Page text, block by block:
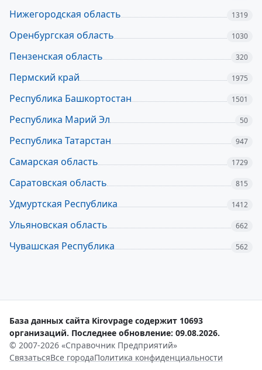
Нижегородская область 1319
Оренбургская область 1030
Пензенская область 320
Пермский край 1975
Республика Башкортостан 1501
Республика Марий Эл 50
Республика Татарстан 947
Самарская область 1729
Саратовская область 815
Удмуртская Республика 1412
Ульяновская область 662
Чувашская Республика 562
База данных сайта Kirovpage содержит 10693
организаций. Последнее обновление: 09.08.2026.
© 2007-2026 «Справочник Предприятий»
СвязатьсяВсе городаПолитика конфиденциальности